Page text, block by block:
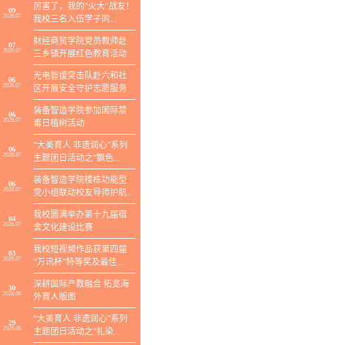
09
2026.07
厉害了，我的“火大”战友！
我校三名入伍学子同...
07
2026.07
财经商贸学院党员教师赴
三乡镇开展红色教育活动
06
2026.07
光电智援突击队赴六和社
区开展安全守护志愿服务
06
2026.07
装备智造学院参加国际禁
毒日植树活动
06
2026.07
“大美育人 非遗润心”系列
主题团日活动之“飘色...
06
2026.07
装备智造学院楼栋功能型
党小组联动校友导师护航...
04
2026.07
我校圆满举办第十九届宿
舍文化建设比赛
03
2026.07
我校短视频作品获第四届
“万讯杯”特等奖及最佳...
30
2026.06
深耕国际产教融合 拓宽海
外育人版图
29
2026.06
“大美育人 非遗润心”系列
主题团日活动之“扎染...